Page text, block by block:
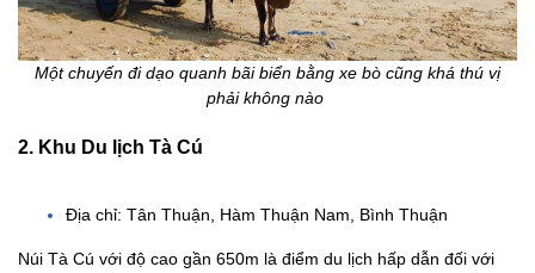
Một chuyến đi dạo quanh bãi biển bằng xe bò cũng khá thú vị
phải không nào
2. Khu Du lịch Tà Cú
Địa chỉ: Tân Thuận, Hàm Thuận Nam, Bình Thuận
Núi Tà Cú với độ cao gần 650m là điểm du lịch hấp dẫn đối với